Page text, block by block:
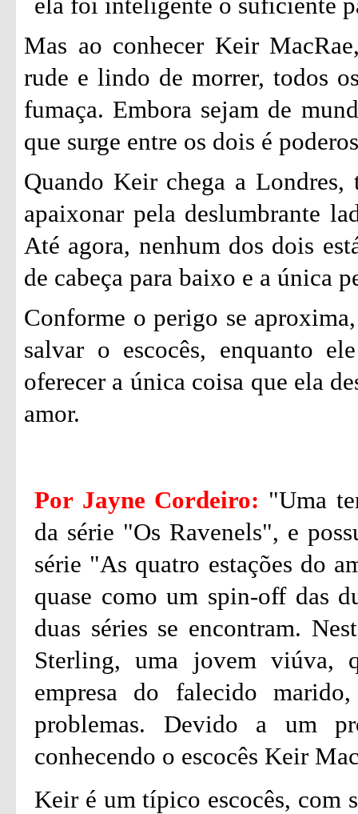
Mas ao conhecer Keir
rude e lindo de morrer, todos
fumaça. Embora sejam de
que surge entre os dois é
Quando Keir chega a Londres,
apaixonar pela deslumbrante
Até agora, nenhum dos dois
de cabeça para baixo e a única
Conforme o perigo se
salvar o escocês, enquanto
oferecer a única coisa que ela
amor.
Por Jayne Cordeiro: "Uma
da série "Os Ravenels", e
série "As quatro estações do
quase como um spin-off das
duas séries se encontram.
Sterling, uma jovem viúva,
empresa do falecido
problemas. Devido a um
conhecendo o escocês Keir
Keir é um típico escocês, com